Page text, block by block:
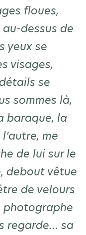
floues,
dessus de
yeux se
visages,
se
sommes là,
baraque, la
me
de lui sur le
debout vêtue
de velours
photographe
regarde… sa